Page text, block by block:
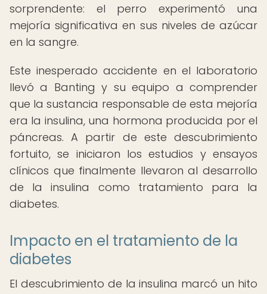
sorprendente: el perro experimentó una
mejoría significativa en sus niveles de azúcar
en la sangre.
Este inesperado accidente en el laboratorio
llevó a Banting y su equipo a comprender
que la sustancia responsable de esta mejoría
era la insulina, una hormona producida por el
páncreas. A partir de este descubrimiento
fortuito, se iniciaron los estudios y ensayos
clínicos que finalmente llevaron al desarrollo
de la insulina como tratamiento para la
diabetes.
Impacto en el tratamiento de la
diabetes
El descubrimiento de la insulina marcó un hito